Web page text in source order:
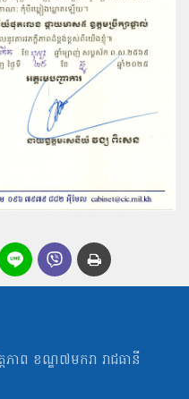
ាព ខណ្ឌ៧មករា រាជធានី